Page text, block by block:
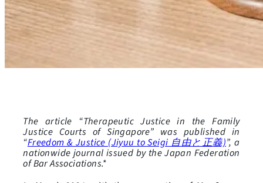
The article “Therapeutic Justice in the Family
Justice Courts of Singapore” was published in
“Freedom & Justice (Jiyuu to Seigi 自由と正義)”, a
nationwide journal issued by the Japan Federation
of Bar Associations.*